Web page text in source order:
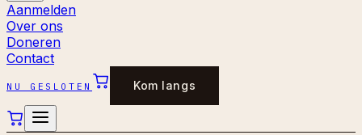
Aanmelden
Over ons
Doneren
Contact
NU GESLOTEN Kom langs